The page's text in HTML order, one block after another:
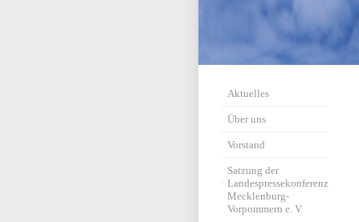
Aktuelles
Über uns
Vorstand
Satzung der
Landespressekonferenz
Mecklenburg-
Vorpommern e. V.